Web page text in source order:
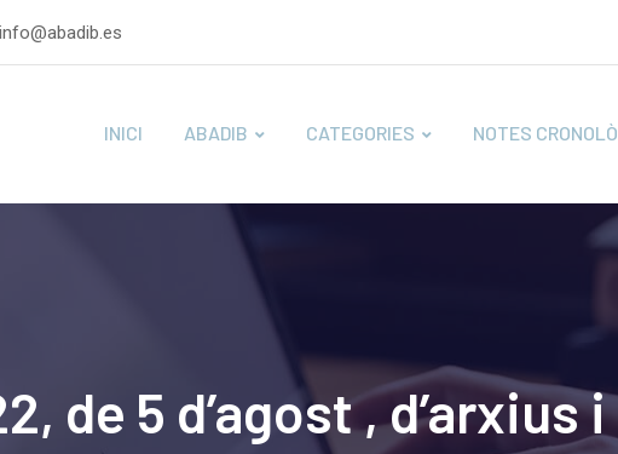
info@abadib.es
INICI ABADIB CATEGORIES NOTES
de 5 d’agost ,